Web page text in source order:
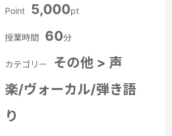
Point 5,000pt
授業時間 60分
カテゴリー
その他 > 声
楽/ヴォーカル/弾き語
り